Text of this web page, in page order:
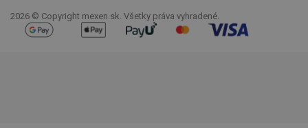
2026 © Copyright mexen.sk. Všetky práva vyhradené.